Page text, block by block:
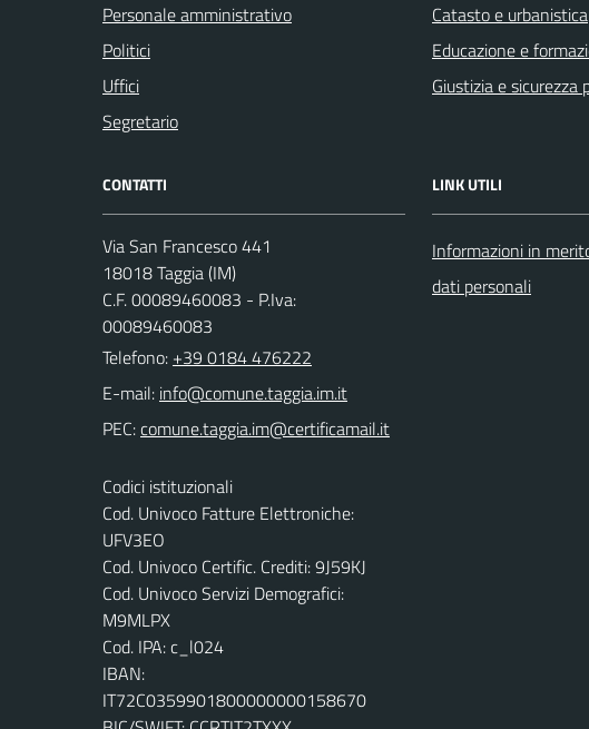
Personale amministrativo
Politici
Uffici
Segretario
Catasto e urbanistica
Educazione e
Giustizia e sicurezza
CONTATTI
Via San Francesco 441
18018 Taggia (IM)
C.F. 00089460083 - P.Iva:
00089460083
Telefono: +39 0184 476222
E-mail:
PEC:
Codici istituzionali
Cod. Univoco Fatture Elettroniche:
UFV3EO
Cod. Univoco Certific. Crediti: 9J59KJ
Cod. Univoco Servizi Demografici:
M9MLPX
Cod. IPA: c_l024
IBAN:
IT72C0359901800000000158670
LINK UTILI
Informazioni in
dati personali